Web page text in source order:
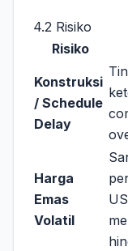
4.2 Risiko
Risiko
Konstruksi
/ Schedule
Delay
Harga
Emas
Volatil